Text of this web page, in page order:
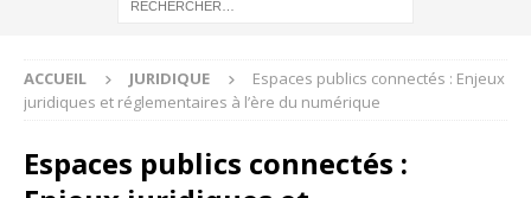
ACCUEIL JURIDIQUE
Espaces publics connectés : Enjeux
juridiques et réglementaires à l’ère du numérique
Espaces publics connectés :